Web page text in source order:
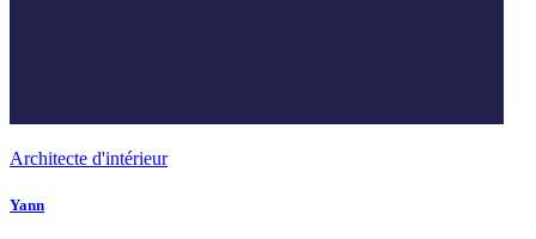
Architecte d'intérieur
Yann